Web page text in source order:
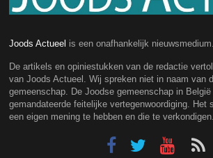
Joods Actueel is een onafhankelijk nieuwsmedium.
De artikels en opiniestukken van de redactie
van Joods Actueel. Wij spreken niet in naam van
gemeenschap. De Joodse gemeenschap in
gemandateerde feitelijke vertegenwoordiging. Het
een eigen mening te hebben en die te verkondigen.